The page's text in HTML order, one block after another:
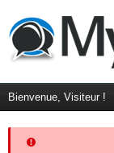
Bienvenue, Visiteur !